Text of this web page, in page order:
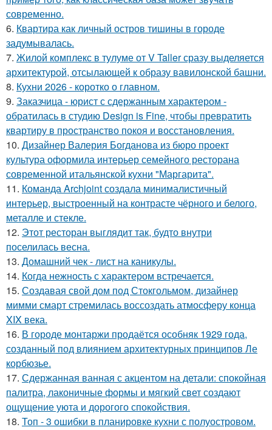
современно.
6. Квартира как личный остров тишины в городе
задумывалась.
7. Жилой комплекс в тулуме от V Taller сразу выделяется
архитектурой, отсылающей к образу вавилонской башни.
8. Кухни 2026 - коротко о главном.
9. Заказчица - юрист с сдержанным характером -
обратилась в студию Design is Fine, чтобы превратить
квартиру в пространство покоя и восстановления.
10. Дизайнер Валерия Богданова из бюро проект
культура оформила интерьер семейного ресторана
современной итальянской кухни "Маргарита".
11. Команда Archjoint создала минималистичный
интерьер, выстроенный на контрасте чёрного и белого,
металле и стекле.
12. Этот ресторан выглядит так, будто внутри
поселилась весна.
13. Домашний чек - лист на каникулы.
14. Когда нежность с характером встречается.
15. Создавая свой дом под Стокгольмом, дизайнер
мимми смарт стремилась воссоздать атмосферу конца
XIX века.
16. В городе монтаржи продаётся особняк 1929 года,
созданный под влиянием архитектурных принципов Ле
корбюзье.
17. Сдержанная ванная с акцентом на детали: спокойная
палитра, лаконичные формы и мягкий свет создают
ощущение уюта и дорогого спокойствия.
18. Топ - 3 ошибки в планировке кухни с полуостровом.